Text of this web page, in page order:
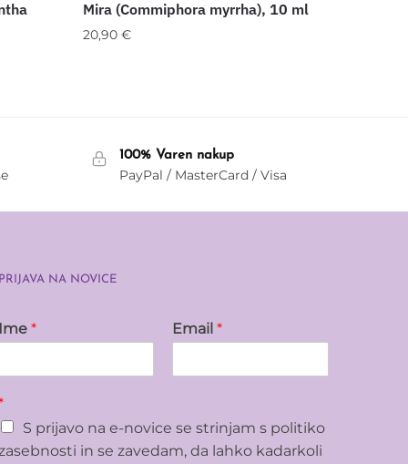
Mira (Commiphora myrrha), 10 ml
20,90 €
100% Varen nakup
PayPal / MasterCard / Visa
NA NOVICE
* Email*
S prijavo na e-novice se strinjam s politiko
in se zavedam, da lahko kadarkoli